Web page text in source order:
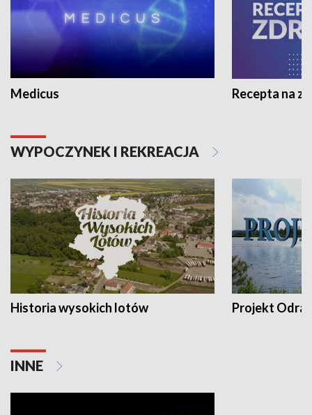
Medicus Recepta na
WYPOCZYNEK I REKREACJA
Historia wysokich lotów Projekt Odra
INNE